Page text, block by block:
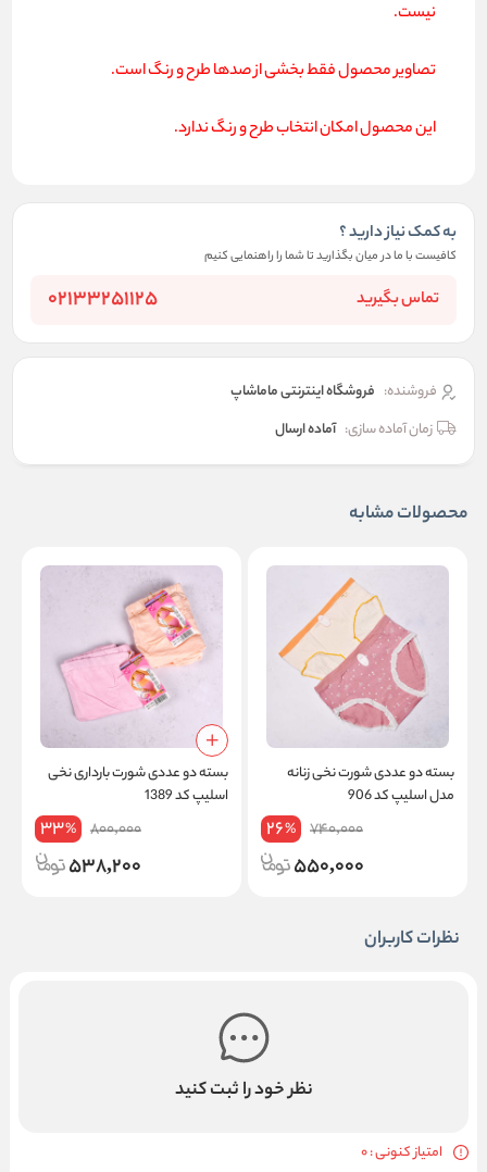
نیست.
تصاویر محصول فقط بخشی از صدها طرح و رنگ است.
این محصول امکان انتخاب طرح و رنگ ندارد.
به کمک نیاز دارید ؟
کافیست با ما در میان بگذارید تا شما را راهنمایی کنیم
تماس بگیرید 02133251125
فروشنده: فروشگاه اینترنتی ماماشاپ
زمان آماده سازی: آماده ارسال
محصولات مشابه
بسته دو عددی شورت نخی زنانه
مدل اسلیپ کد 906
740,000
26%
550,000
بسته دو عددی شورت بارداری نخی
اسلیپ کد 1389
800,000
33%
538,200
نظرات کاربران
نظر خود را ثبت کنید
امتیاز کنونی : 0